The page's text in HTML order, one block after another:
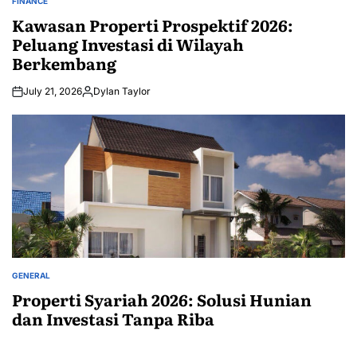
POSTED
Kawasan Properti Prospektif 2026:
Peluang Investasi di Wilayah
Berkembang
July 21, 2026Posted
Dylan Taylor
POSTED
GENERAL
Properti Syariah 2026: Solusi Hunian
dan Investasi Tanpa Riba